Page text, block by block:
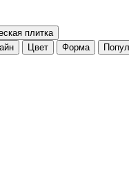
плитка
Цвет Форма